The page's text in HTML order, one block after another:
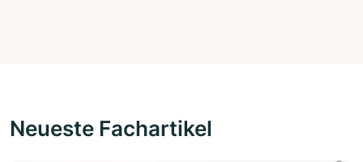
Neueste Fachartikel